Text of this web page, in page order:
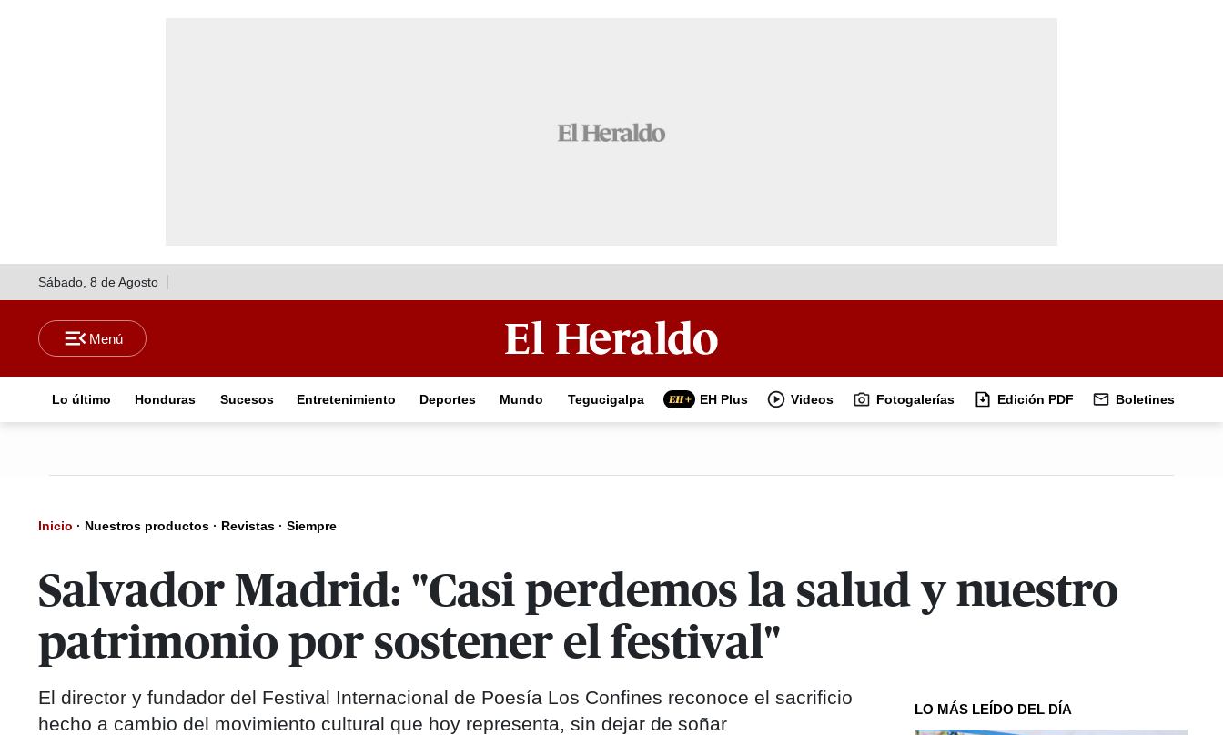
Sábado, 8 de Agosto
Lo último Honduras Sucesos Entretenimiento Deportes Mundo Tegucigalpa EH Plus Videos Fotogalerías Edición PDF Boletines
Inicio · Nuestros productos · Revistas · Siempre
Salvador Madrid: "Casi perdemos la salud y nuestro
patrimonio por sostener el festival"
El director y fundador del Festival Internacional de Poesía Los Confines reconoce el sacrificio
hecho a cambio del movimiento cultural que hoy representa, sin dejar de soñar
LO MÁS LEÍDO DEL DÍA